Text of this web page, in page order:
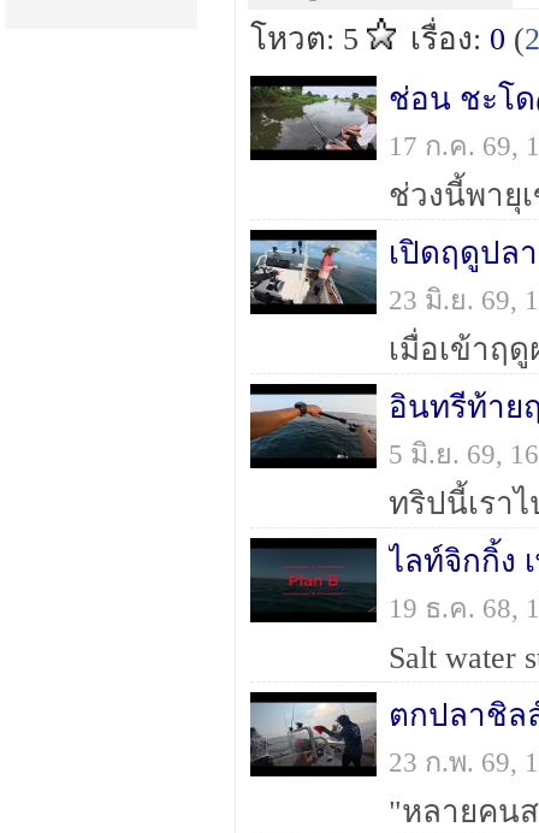
โหวต: 5 เรื่อง: 0 (
ช่อน ชะโ
17 ก.ค. 69,
23 มิ.ย. 69,
อินทรีท้าย
5 มิ.ย. 69,
ไลท์จิกกิ้ง
19 ธ.ค. 68,
ตกปลาชิล
23 ก.พ. 69,